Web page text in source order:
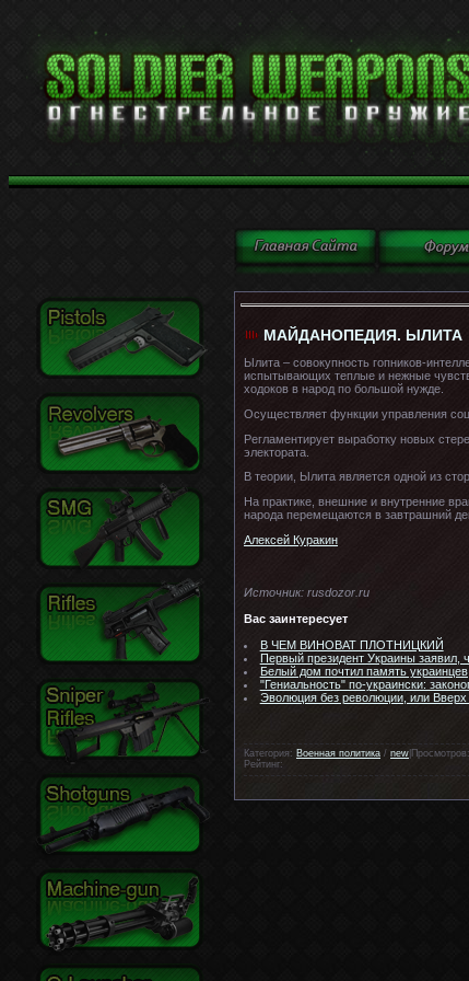
МАЙДАНОПЕДИЯ. ЫЛИТА
Ылита – совокупность гопников-
испытывающих теплые и нежные
ходоков в народ по большой нужде.
Осуществляет функции управления
Регламентирует выработку новых
электората.
В теории, Ылита является одной из
На практике, внешние и внутренние
народа перемещаются в завтрашний
Алексей Куракин
Источник: rusdozor.ru
Вас заинтересует
В ЧЕМ ВИНОВАТ ПЛОТНИЦКИЙ
Первый президент Украины заявил,
Белый дом почтил память
"Гениальность" по-украински:
Эволюция без революции, или
Категория: Военная политика / new
Рейтинг: